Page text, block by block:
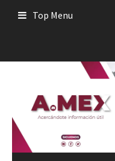
Top Menu